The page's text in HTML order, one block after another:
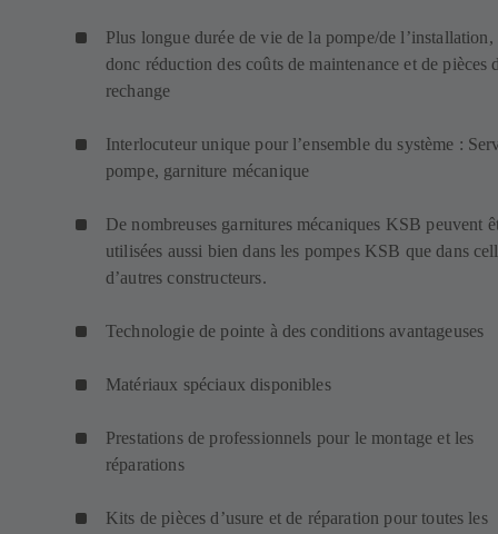
Plus longue durée de vie de la pompe/de l’installation,
donc réduction des coûts de maintenance et de pièces
rechange
Interlocuteur unique pour l’ensemble du système :
pompe, garniture mécanique
De nombreuses garnitures mécaniques KSB peuvent
utilisées aussi bien dans les pompes KSB que dans
d’autres constructeurs.
Technologie de pointe à des conditions avantageuses
Matériaux spéciaux disponibles
Prestations de professionnels pour le montage et les
réparations
Kits de pièces d’usure et de réparation pour toutes les